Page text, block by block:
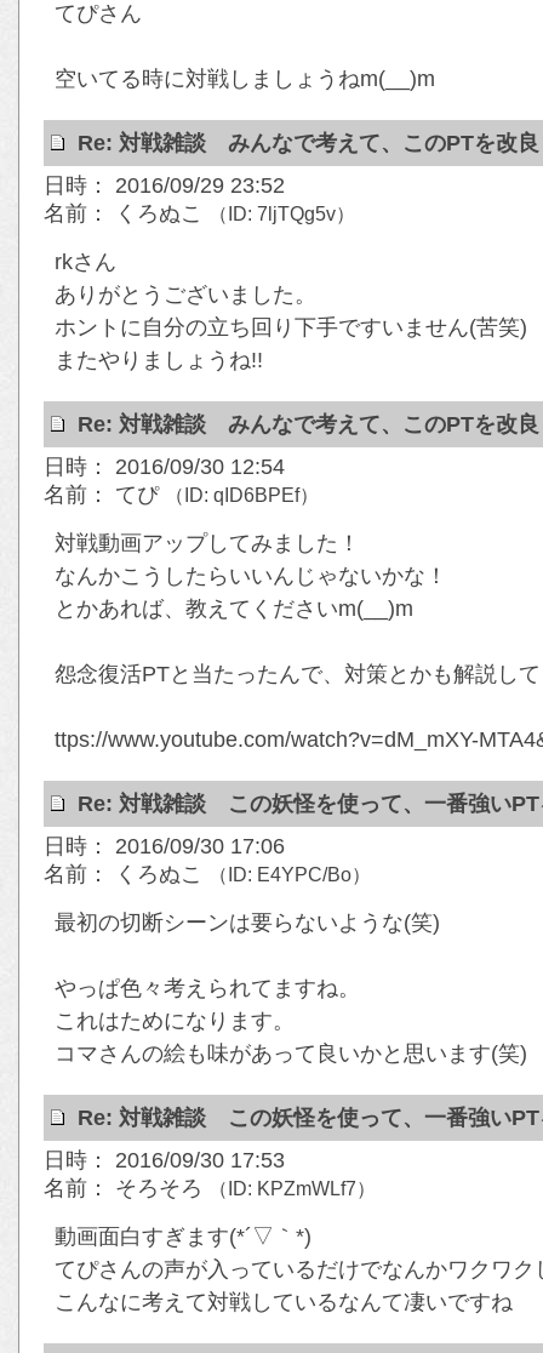
てぴさん
空いてる時に対戦しましょうねm(__)m
Re: 対戦雑談 みんなで考えて、このPTを改
日時： 2016/09/29 23:52
名前： くろぬこ
（ID: 7ljTQg5v）
rkさん
ありがとうございました。
ホントに自分の立ち回り下手ですいません(苦笑)
またやりましょうね!!
Re: 対戦雑談 みんなで考えて、このPTを改
日時： 2016/09/30 12:54
名前： てぴ
（ID: qID6BPEf）
対戦動画アップしてみました！
なんかこうしたらいいんじゃないかな！
とかあれば、教えてくださいm(__)m
怨念復活PTと当たったんで、対策とかも解説し
ttps://www.youtube.com/watch?v=dM_mXY-
Re: 対戦雑談 この妖怪を使って、一番強い
日時： 2016/09/30 17:06
名前： くろぬこ
（ID: E4YPC/Bo）
最初の切断シーンは要らないような(笑)
やっぱ色々考えられてますね。
これはためになります。
コマさんの絵も味があって良いかと思います(笑)
Re: 対戦雑談 この妖怪を使って、一番強い
日時： 2016/09/30 17:53
名前： そろそろ
（ID: KPZmWLf7）
動画面白すぎます(*´▽｀*)
てぴさんの声が入っているだけでなんかワクワク
こんなに考えて対戦しているなんて凄いですね